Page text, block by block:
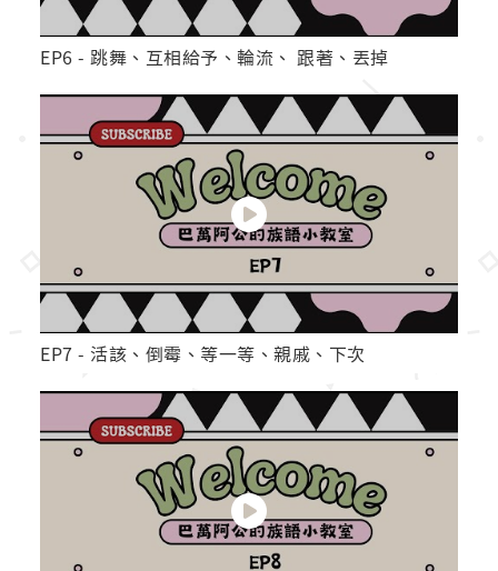
EP6 - 跳舞、互相給予、輪流、 跟著、丟掉
EP7 - 活該、倒霉、等一等、親戚、下次